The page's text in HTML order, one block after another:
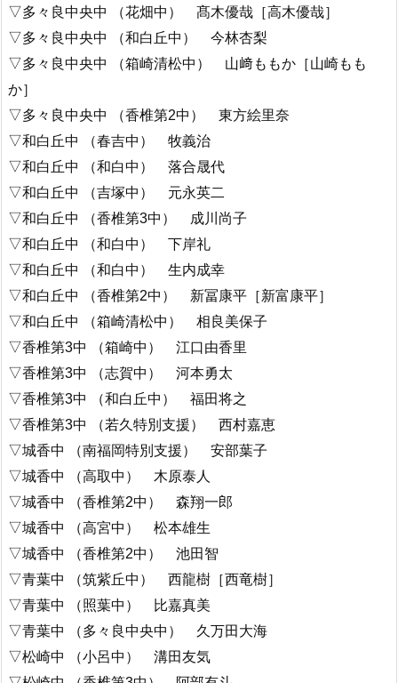
▽多々良中央中 （花畑中） 髙木優哉［高木優哉］
▽多々良中央中 （和白丘中） 今林杏梨
▽多々良中央中 （箱崎清松中） 山﨑ももか［山崎もも
か］
▽多々良中央中 （香椎第2中） 東方絵里奈
▽和白丘中 （春吉中） 牧義治
▽和白丘中 （和白中） 落合晟代
▽和白丘中 （吉塚中） 元永英二
▽和白丘中 （香椎第3中） 成川尚子
▽和白丘中 （和白中） 下岸礼
▽和白丘中 （和白中） 生内成幸
▽和白丘中 （香椎第2中） 新冨康平［新富康平］
▽和白丘中 （箱崎清松中） 相良美保子
▽香椎第3中 （箱崎中） 江口由香里
▽香椎第3中 （志賀中） 河本勇太
▽香椎第3中 （和白丘中） 福田将之
▽香椎第3中 （若久特別支援） 西村嘉恵
▽城香中 （南福岡特別支援） 安部葉子
▽城香中 （高取中） 木原泰人
▽城香中 （香椎第2中） 森翔一郎
▽城香中 （高宮中） 松本雄生
▽城香中 （香椎第2中） 池田智
▽青葉中 （筑紫丘中） 西龍樹［西竜樹］
▽青葉中 （照葉中） 比嘉真美
▽青葉中 （多々良中央中） 久万田大海
▽松崎中 （小呂中） 溝田友気